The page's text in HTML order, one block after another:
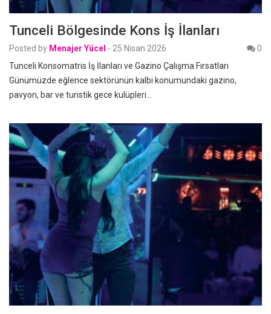
Tunceli Bölgesinde Kons İş İlanları
Posted by Menajer Yücel - 25 Nisan 2026
0
Tunceli Konsomatris İş İlanları ve Gazino Çalışma Fırsatları
Günümüzde eğlence sektörünün kalbi konumundaki gazino,
pavyon, bar ve turistik gece kulüpleri…